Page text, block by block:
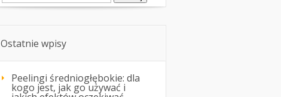
Ostatnie wpisy
Peelingi średniogłębokie: dla
kogo jest, jak go używać i